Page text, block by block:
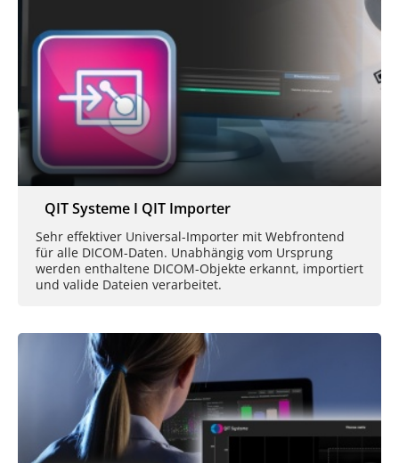
QIT Systeme I QIT Importer
Sehr effektiver Universal-Importer mit Webfrontend
für alle DICOM-Daten. Unabhängig vom Ursprung
werden enthaltene DICOM-Objekte erkannt, importiert
und valide Dateien verarbeitet.